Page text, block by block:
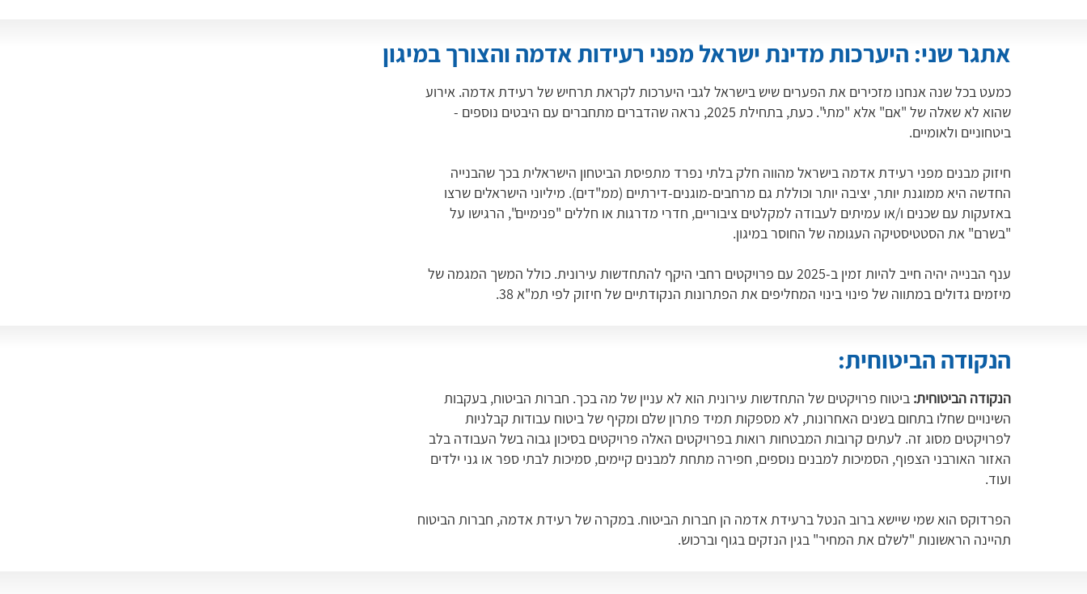
כמעט בכל שנה אנחנו מזכירים את הפערים שיש בישראל לגבי היערכות לקראת תרחיש של רעידת אדמה. אירוע
שהוא לא שאלה של "אם" אלא "מתי". כעת, בתחילת 2025, נראה שהדברים מתחברים עם היבטים נוספים -
ביטחוניים ולאומיים.
חיזוק מבנים מפני רעידת אדמה בישראל מהווה חלק בלתי נפרד מתפיסת הביטחון הישראלית בכך שהבנייה
החדשה היא ממוגנת יותר, יציבה יותר וכוללת גם מרחבים-מוגנים-דירתיים (ממ"דים). מיליוני הישראלים שרצו
באזעקות עם שכנים ו/או עמיתים לעבודה למקלטים ציבוריים, חדרי מדרגות או חללים "פנימיים", הרגישו על
"בשרם" את הסטטיסטיקה העגומה של החוסר במיגון.
ענף הבנייה יהיה חייב להיות זמין ב-2025 עם פרויקטים רחבי היקף להתחדשות עירונית. כולל המשך המגמה של
מיזמים גדולים במתווה של פינוי בינוי המחליפים את הפתרונות הנקודתיים של חיזוק לפי תמ"א 38.
אתגר שני: היערכות מדינת ישראל מפני רעידות אדמה והצורך במיגון
הנקודה הביטוחית:ביטוח פרויקטים של התחדשות עירונית הוא לא עניין של מה בכך. חברות הביטוח, בעקבות
השינויים שחלו בתחום בשנים האחרונות, לא מספקות תמיד פתרון שלם ומקיף של ביטוח עבודות קבלניות
לפרויקטים מסוג זה. לעתים קרובות המבטחות רואות בפרויקטים האלה פרויקטים בסיכון גבוה בשל העבודה בלב
האזור האורבני הצפוף, הסמיכות למבנים נוספים, חפירה מתחת למבנים קיימים, סמיכות לבתי ספר או גני ילדים
ועוד.
הפרדוקס הוא שמי שיישא ברוב הנטל ברעידת אדמה הן חברות הביטוח. במקרה של רעידת אדמה, חברות הביטוח
תהיינה הראשונות "לשלם את המחיר" בגין הנזקים בגוף וברכוש.
הנקודה הביטוחית: